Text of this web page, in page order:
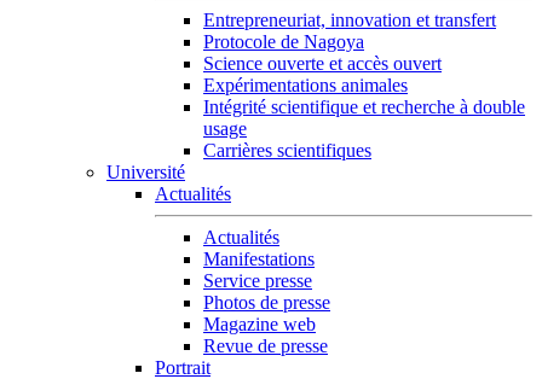
Entrepreneuriat, innovation et transfert
Protocole de Nagoya
Science ouverte et accès ouvert
Expérimentations animales
Intégrité scientifique et recherche à double
usage
Carrières scientifiques
Université
Actualités
Actualités
Manifestations
Service presse
Photos de presse
Magazine web
Revue de presse
Portrait